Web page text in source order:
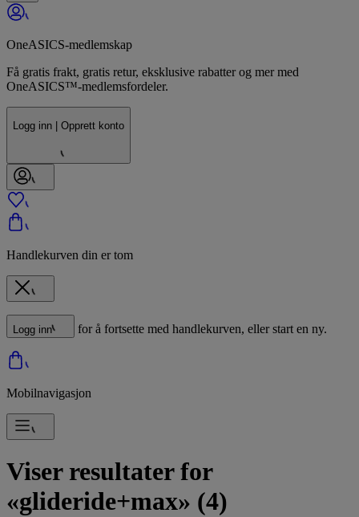
OneASICS-medlemskap
Få gratis frakt, gratis retur, eksklusive rabatter og mer med
OneASICS™-medlemsfordeler.
Logg inn | Opprett konto
Handlekurven din er tom
Logg inn for å fortsette med handlekurven, eller start en ny.
Mobilnavigasjon
Viser resultater for
«glideride+max» (4)